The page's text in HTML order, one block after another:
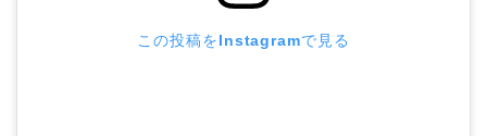
この投稿をInstagramで見る